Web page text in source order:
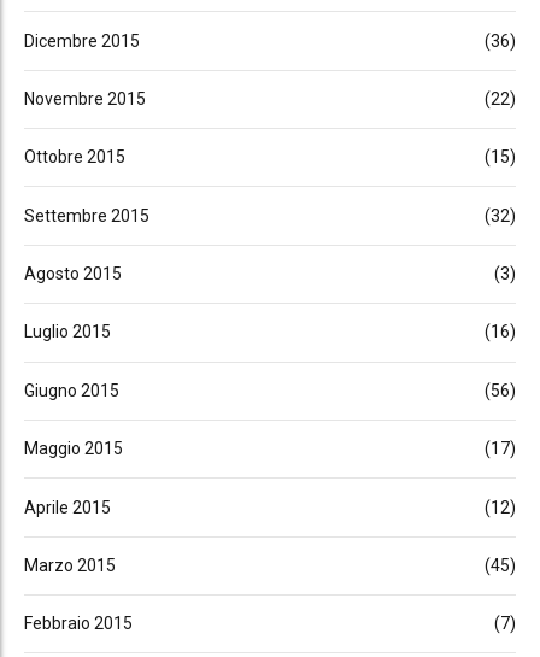
Dicembre 2015 (36)
Novembre 2015 (22)
Ottobre 2015 (15)
Settembre 2015 (32)
Agosto 2015 (3)
Luglio 2015 (16)
Giugno 2015 (56)
Maggio 2015 (17)
Aprile 2015 (12)
Marzo 2015 (45)
Febbraio 2015 (7)